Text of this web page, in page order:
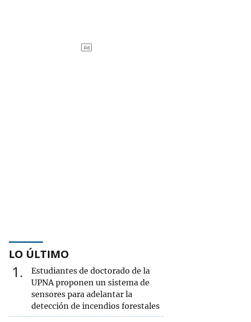
LO ÚLTIMO
1
Estudiantes de doctorado de la
UPNA proponen un sistema de
sensores para adelantar la
detección de incendios forestales